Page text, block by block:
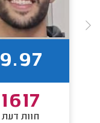
9.97
1617
חוות דעת